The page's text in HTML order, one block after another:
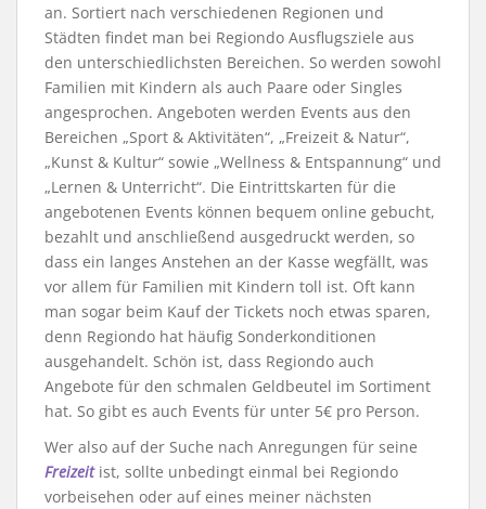
an. Sortiert nach verschiedenen Regionen und
Städten findet man bei Regiondo Ausflugsziele aus
den unterschiedlichsten Bereichen. So werden sowohl
Familien mit Kindern als auch Paare oder Singles
angesprochen. Angeboten werden Events aus den
Bereichen „Sport & Aktivitäten“, „Freizeit & Natur“,
„Kunst & Kultur“ sowie „Wellness & Entspannung“ und
„Lernen & Unterricht“. Die Eintrittskarten für die
angebotenen Events können bequem online gebucht,
bezahlt und anschließend ausgedruckt werden, so
dass ein langes Anstehen an der Kasse wegfällt, was
vor allem für Familien mit Kindern toll ist. Oft kann
man sogar beim Kauf der Tickets noch etwas sparen,
denn Regiondo hat häufig Sonderkonditionen
ausgehandelt. Schön ist, dass Regiondo auch
Angebote für den schmalen Geldbeutel im Sortiment
hat. So gibt es auch Events für unter 5€ pro Person.
Wer also auf der Suche nach Anregungen für seine
Freizeit ist, sollte unbedingt einmal bei Regiondo
vorbeisehen oder auf eines meiner nächsten